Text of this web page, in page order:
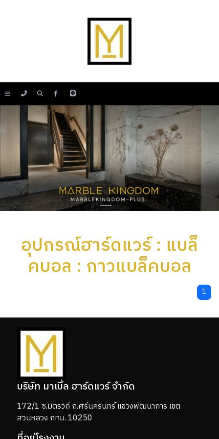
อุปกรณ์ฮาร์ดแวร์ : แบล็
คบอล : กาวแบล็คบอล
1
บริษัท มาเบิ้ล ฮาร์ดแวร์ จำกัด
172/1 ซ.มิตรวิถี ถ.ศรีนครินทร์ แขวงพัฒนาการ เขต
สวนหลวง กทม. 10250